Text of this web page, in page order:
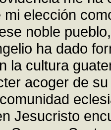
elección
noble
ha dado
la cultura
acoger de
Jesucristo